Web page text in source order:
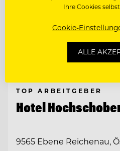
TOP ARBEITGEBER
Hotel
9565 Ebene Reichenau,
Ihre Cookies
Cookie-
ALLE